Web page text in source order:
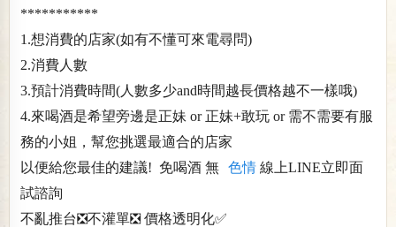
***********
1.想消費的店家(如有不懂可來電尋問)
2.消費人數
3.預計消費時間(人數多少and時間越長價格越不一樣哦)
4.來喝酒是希望旁邊是正妹 or 正妹+敢玩 or 需不需要有服
務的小姐，幫您挑選最適合的店家
以便給您最佳的建議! 免喝酒 無 色情 線上LINE立即面
試諮詢
不亂推台❎不灌單❎ 價格透明化✅